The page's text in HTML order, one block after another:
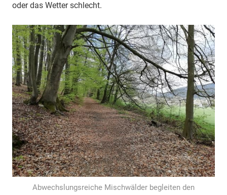
oder das Wetter schlecht.
Abwechslungsreiche Mischwälder begleiten den